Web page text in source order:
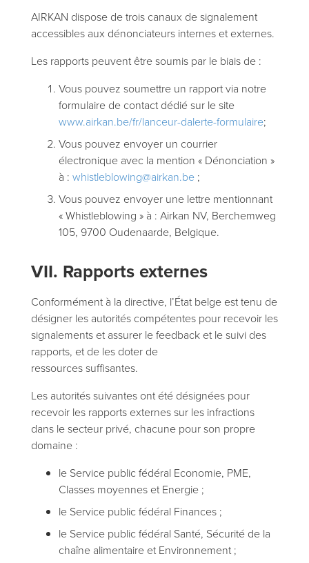
AIRKAN dispose de trois canaux de signalement
accessibles aux dénonciateurs internes et externes.
Les rapports peuvent être soumis par le biais de :
Vous pouvez soumettre un rapport via notre
formulaire de contact dédié sur le site
www.airkan.be/fr/lanceur-dalerte-formulaire;
Vous pouvez envoyer un courrier
électronique avec la mention « Dénonciation »
à : whistleblowing@airkan.be;
Vous pouvez envoyer une lettre mentionnant
« Whistleblowing » à : Airkan NV, Berchemweg
105, 9700 Oudenaarde, Belgique.
VII. Rapports externes
Conformément à la directive, l’État belge est tenu de
désigner les autorités compétentes pour recevoir les
signalements et assurer le feedback et le suivi des
rapports, et de les doter de
ressources suffisantes.
Les autorités suivantes ont été désignées pour
recevoir les rapports externes sur les infractions
dans le secteur privé, chacune pour son propre
domaine :
le Service public fédéral Economie, PME,
Classes moyennes et Energie ;
le Service public fédéral Finances ;
le Service public fédéral Santé, Sécurité de la
chaîne alimentaire et Environnement ;